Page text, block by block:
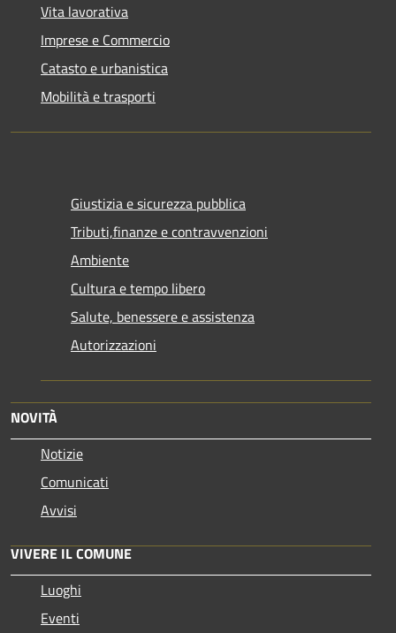
Vita lavorativa
Imprese e Commercio
Catasto e urbanistica
Mobilità e trasporti
Giustizia e sicurezza pubblica
Tributi,finanze e contravvenzioni
Ambiente
Cultura e tempo libero
Salute, benessere e assistenza
Autorizzazioni
NOVITÀ
Notizie
Comunicati
Avvisi
VIVERE IL COMUNE
Luoghi
Eventi